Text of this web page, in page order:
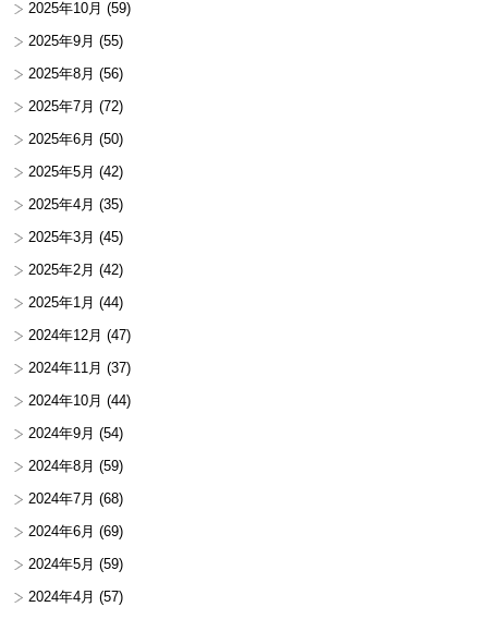
2025年10月 (59)
2025年9月 (55)
2025年8月 (56)
2025年7月 (72)
2025年6月 (50)
2025年5月 (42)
2025年4月 (35)
2025年3月 (45)
2025年2月 (42)
2025年1月 (44)
2024年12月 (47)
2024年11月 (37)
2024年10月 (44)
2024年9月 (54)
2024年8月 (59)
2024年7月 (68)
2024年6月 (69)
2024年5月 (59)
2024年4月 (57)